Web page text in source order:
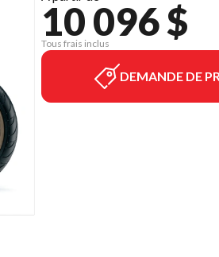
10 096 $
Tous frais inclus
DEMANDE DE